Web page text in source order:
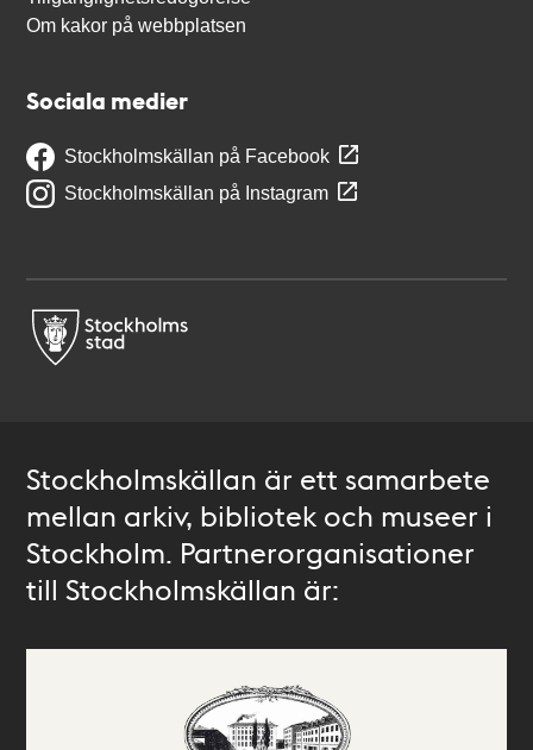
Om kakor på webbplatsen
Sociala medier
Stockholmskällan på Facebook
Stockholmskällan på Instagram
Stockholmskällan är ett samarbete
mellan arkiv, bibliotek och museer i
Stockholm. Partnerorganisationer
till Stockholmskällan är: